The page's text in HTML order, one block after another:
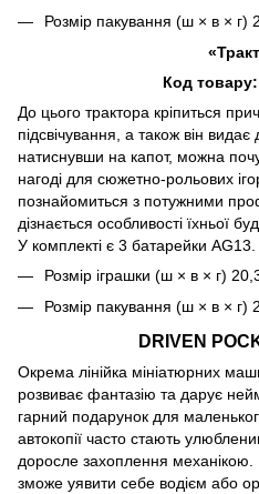
Розмір пакування (ш × в ×
Код товару:
До цього трактора кріпиться
підсвічування, а також він
натиснувши на капот, можна
нагоді для сюжетно-рольових
познайомиться з потужними
дізнається особливості їхньої
У комплекті є 3 батарейки AG13.
Розмір іграшки (ш × в × г)
Розмір пакування (ш × в ×
DRIVEN
Окрема лінійка мініатюрних
розвиває фантазію та дарує
гарний подарунок для
автокопії часто стають
доросле захоплення механікою.
зможе уявити себе водієм або